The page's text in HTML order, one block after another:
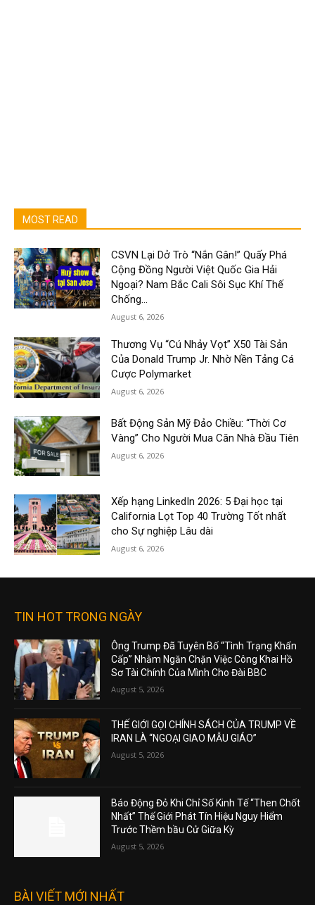
MOST READ
CSVN Lại Dở Trò “Nắn Gân!” Quấy Phá
Cộng Đồng Người Việt Quốc Gia Hải
Ngoại? Nam Bắc Cali Sôi Sục Khí Thế
Chống...
August 6, 2026
Thương Vụ “Cú Nhảy Vọt” X50 Tài Sản
Của Donald Trump Jr. Nhờ Nền Tảng Cá
Cược Polymarket
August 6, 2026
Bất Động Sản Mỹ Đảo Chiều: “Thời Cơ
Vàng” Cho Người Mua Căn Nhà Đầu Tiên
August 6, 2026
Xếp hạng LinkedIn 2026: 5 Đại học tại
California Lọt Top 40 Trường Tốt nhất
cho Sự nghiệp Lâu dài
August 6, 2026
TIN HOT TRONG NGÀY
Ông Trump Đã Tuyên Bố “Tình Trạng Khẩn
Cấp” Nhằm Ngăn Chặn Việc Công Khai Hồ
Sơ Tài Chính Của Mình Cho Đài BBC
August 5, 2026
THẾ GIỚI GỌI CHÍNH SÁCH CỦA TRUMP VỀ
IRAN LÀ “NGOẠI GIAO MẪU GIÁO”
August 5, 2026
Báo Động Đỏ Khi Chỉ Số Kinh Tế “Then Chốt
Nhất” Thế Giới Phát Tín Hiệu Nguy Hiểm
Trước Thềm bầu Cử Giữa Kỳ
August 5, 2026
BÀI VIẾT MỚI NHẤT